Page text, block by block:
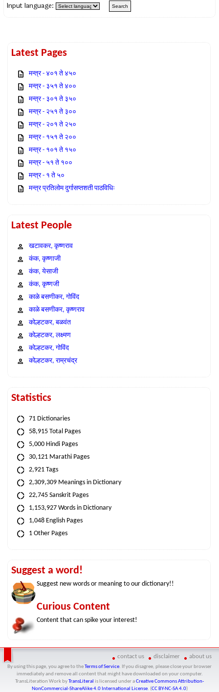
Input language:
Latest Pages
मन्त्र - ४०१ ते ४५०
मन्त्र - ३५१ ते ४००
मन्त्र - ३०१ ते ३५०
मन्त्र - २५१ ते ३००
मन्त्र - २०१ ते २५०
मन्त्र - १५१ ते २००
मन्त्र - १०१ ते १५०
मन्त्र - ५१ ते १००
मन्त्र - १ ते ५०
मन्त्र प्रतिलोम दुर्गासप्तशती पाठविधिः
Latest People
खटावकर, कृष्णराव
कंक, कृष्णाजी
कंक, येसाजी
कंक, कृष्णजी
काळे बसणीकर, गोविंद
काळे बसणीकर, कृष्णराव
कोल्हटकर, बळवंत
कोल्हटकर, लक्ष्मण
कोल्हटकर, गोविंद
कोल्हटकर, राम्रचंद्र
Statistics
71 Dictionaries
58,915 Total Pages
5,000 Hindi Pages
30,121 Marathi Pages
2,921 Tags
2,309,309 Meanings in Dictionary
22,745 Sanskrit Pages
1,153,927 Words in Dictionary
1,048 English Pages
1 Other Pages
Suggest a word!
Suggest new words or meaning to our dictionary!!
Curious Content
Content that can spike your interest!
contact us disclaimer about us
By using this page, you agree to the Terms of Service. If you disagree, please close your browser
immediately and remove all content that might have downloaded on your computer.
TransLiteration Workby TransLiteral is licensed under aCreative Commons Attribution-
NonCommercial-ShareAlike 4.0 International License. (CC BY-NC-SA 4.0)